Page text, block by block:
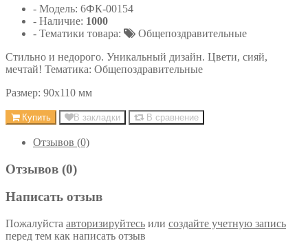
- Модель: 6ФК-00154
- Наличие: 1000
- Тематики товара:
Общепоздравительные
Стильно и недорого. Уникальный дизайн. Цвети, сияй,
мечтай! Тематика: Общепоздравительные
Размер: 90х110 мм
Купить В закладки В сравнение
Отзывов (0)
Отзывов (0)
Написать отзыв
Пожалуйста авторизируйтесь или создайте учетную запись
перед тем как написать отзыв